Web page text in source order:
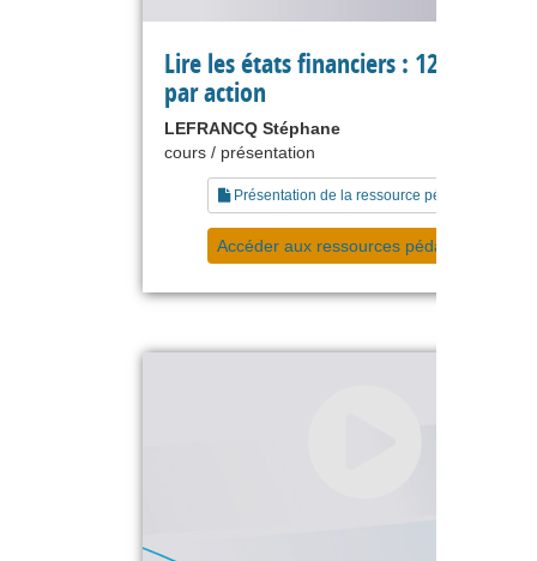
Lire les états financiers : 12 le
par action
LEFRANCQ Stéphane
cours / présentation
Présentation de la ressource pédagogique
Accéder aux ressources pédagogiques